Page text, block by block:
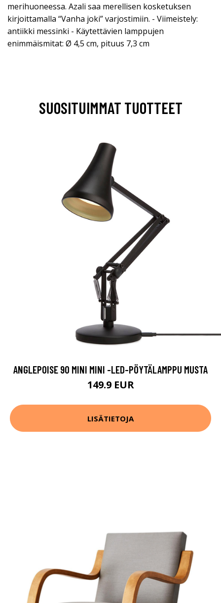
merihuoneessa. Azali saa merellisen kosketuksen
kirjoittamalla “Vanha joki” varjostimiin. - Viimeistely:
antiikki messinki - Käytettävien lamppujen
enimmäismitat: Ø 4,5 cm, pituus 7,3 cm
SUOSITUIMMAT TUOTTEET
ANGLEPOISE 90 MINI MINI -LED-PÖYTÄLAMPPU MUSTA
149.9 EUR
LISÄTIETOJA